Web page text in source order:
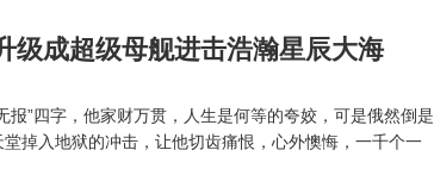
级成超级母舰进击浩瀚星辰大海
”四字，他家财万贯，人生是何等的夸姣，可是俄然倒是
掉入地狱的冲击，让他切齿痛恨，心外懊悔，一千个一